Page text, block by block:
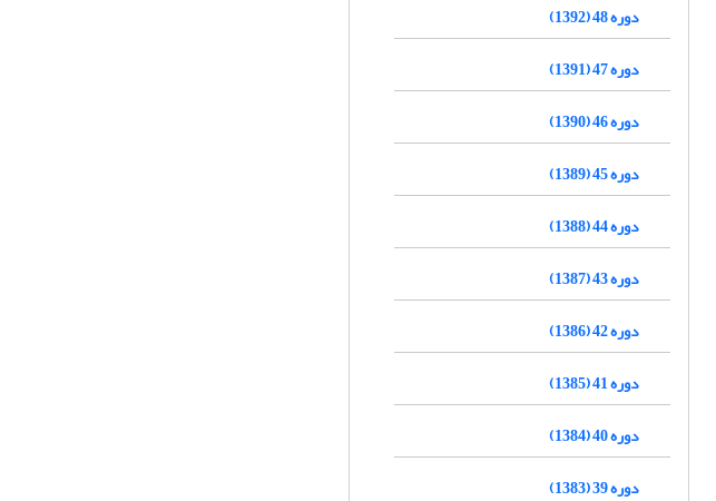
دوره 48 (1392)
دوره 47 (1391)
دوره 46 (1390)
دوره 45 (1389)
دوره 44 (1388)
دوره 43 (1387)
دوره 42 (1386)
دوره 41 (1385)
دوره 40 (1384)
دوره 39 (1383)